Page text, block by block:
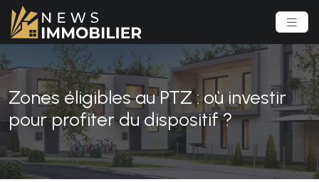
Zones éligibles au PTZ : où investir
pour profiter du dispositif ?